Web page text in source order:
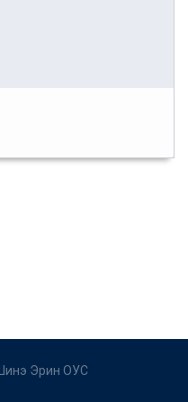
Шинэ Эрин ОУС